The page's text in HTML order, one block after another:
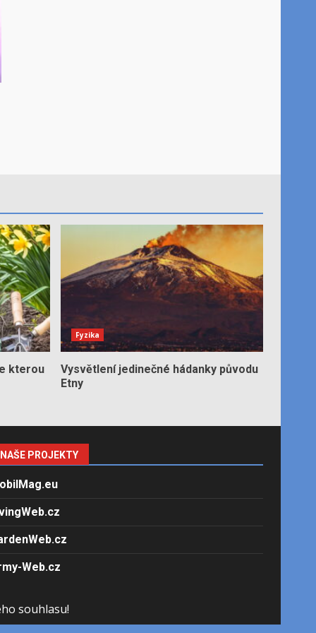
kterou
Fyzika
Vysvětlení jedinečné hádanky původu
Etny
NAŠE PROJEKTY
Web.cz
souhlasu!